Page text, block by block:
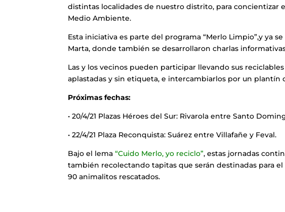
distintas localidades de nuestro distrito, para concientizar
Medio Ambiente.
Esta iniciativa es parte del programa “Merlo Limpio”,y ya
Marta, donde también se desarrollaron charlas
Las y los vecinos pueden participar llevando sus
aplastadas y sin etiqueta, e intercambiarlos por un plantín
Próximas fechas:
• 20/4/21 Plazas Héroes del Sur: Rivarola entre Santo
• 22/4/21 Plaza Reconquista: Suárez entre Villafañe y Feval.
Bajo el lema“Cuido Merlo, yo reciclo”,estas jornadas
también recolectando tapitas que serán destinadas para
90 animalitos rescatados.